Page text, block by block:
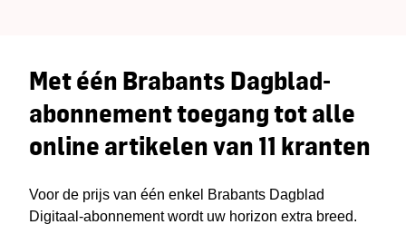
Met één Brabants Dagblad-
abonnement toegang tot alle
online artikelen van 11 kranten
Voor de prijs van één enkel Brabants Dagblad
Digitaal-abonnement wordt uw horizon extra breed.